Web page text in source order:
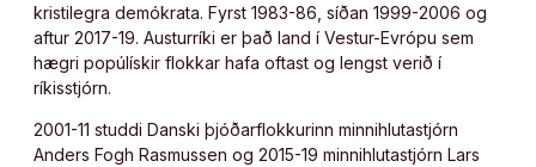
kristilegra demókrata. Fyrst 1983-86, síðan 1999-2006 og
aftur 2017-19. Austurríki er það land í Vestur-Evrópu sem
hægri popúlískir flokkar hafa oftast og lengst verið í
ríkisstjórn.
2001-11 studdi Danski þjóðarflokkurinn minnihlutastjórn
Anders Fogh Rasmussen og 2015-19 minnihlutastjórn Lars